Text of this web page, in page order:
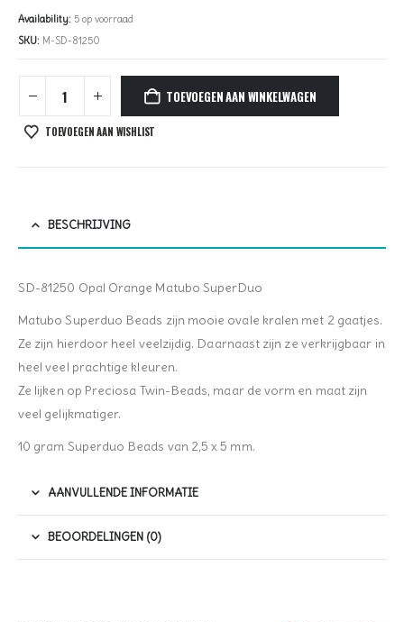
Availability: 5 op voorraad
SKU: M-SD-81250
TOEVOEGEN AAN WINKELWAGEN
TOEVOEGEN AAN WISHLIST
BESCHRIJVING
SD-81250 Opal Orange Matubo SuperDuo
Matubo Superduo Beads zijn mooie ovale kralen met 2 gaatjes.
Ze zijn hierdoor heel veelzijdig. Daarnaast zijn ze verkrijgbaar in
heel veel prachtige kleuren.
Ze lijken op Preciosa Twin-Beads, maar de vorm en maat zijn
veel gelijkmatiger.
10 gram Superduo Beads van 2,5 x 5 mm.
AANVULLENDE INFORMATIE
BEOORDELINGEN (0)